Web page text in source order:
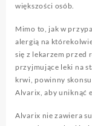
większości osób.
Mimo to, jak w
alergią na
się z lekarzem przed
przyjmujące leki na
krwi, powinny
Alvarix, aby uniknąć
Alvarix nie zawiera